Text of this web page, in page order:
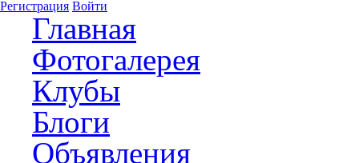
Регистрация Войти
Главная
Фотогалерея
Клубы
Блоги
Объявления